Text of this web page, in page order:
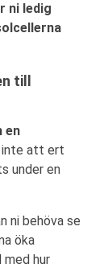
ni ledig
till
en
inte att ert
under en
ni behöva se
öka
hur